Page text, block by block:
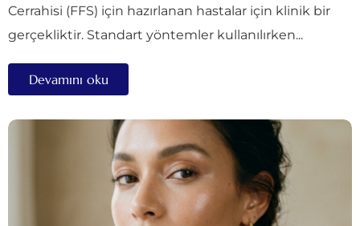
Cerrahisi (FFS) için hazırlanan hastalar için klinik bir
gerçekliktir. Standart yöntemler kullanılırken...
Devamını oku